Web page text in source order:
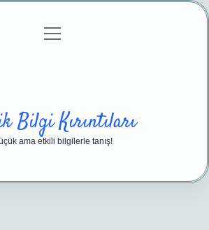
Gizlilik Politikası
menüyü
Bilgi Kırıntıları
ama etkili bilgilerle tanış!